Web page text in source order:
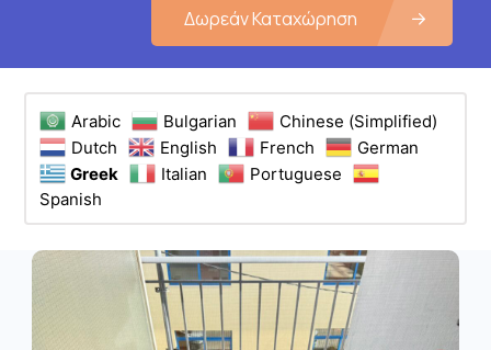
Δωρεάν Καταχώρηση
Arabic Bulgarian
Chinese (Simplified)
Dutch
English French
German
Greek
Italian
Portuguese
Spanish